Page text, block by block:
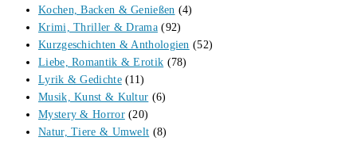
Kochen, Backen & Genießen (4)
Krimi, Thriller & Drama (92)
Kurzgeschichten & Anthologien (52)
Liebe, Romantik & Erotik (78)
Lyrik & Gedichte (11)
Musik, Kunst & Kultur (6)
Mystery & Horror (20)
Natur, Tiere & Umwelt (8)